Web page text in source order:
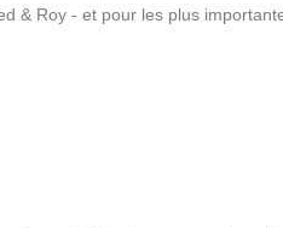
& Roy - et pour les plus